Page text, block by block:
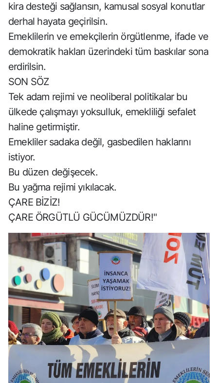
kira desteği sağlansın, kamusal sosyal konutlar
derhal hayata geçirilsin.
Emeklilerin ve emekçilerin örgütlenme, ifade ve
demokratik hakları üzerindeki tüm baskılar sona
erdirilsin.
SON SÖZ
Tek adam rejimi ve neoliberal politikalar bu
ülkede çalışmayı yoksulluk, emekliliği sefalet
haline getirmiştir.
Emekliler sadaka değil, gasbedilen haklarını
istiyor.
Bu düzen değişecek.
Bu yağma rejimi yıkılacak.
ÇARE BİZİZ!
ÇARE ÖRGÜTLÜ GÜCÜMÜZDÜR!"